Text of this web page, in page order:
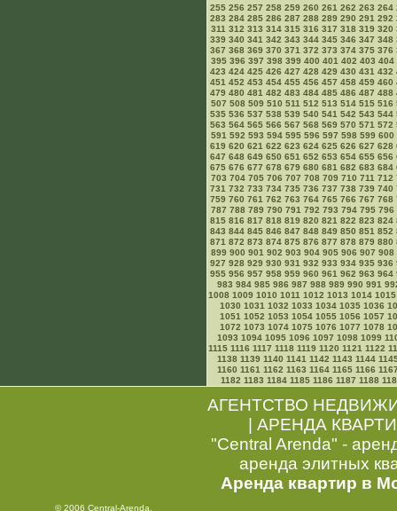
255 256 257 258 259 260 261 262 263 264
283 284 285 286 287 288 289 290 291 292
311 312 313 314 315 316 317 318 319 320
339 340 341 342 343 344 345 346 347 348
367 368 369 370 371 372 373 374 375 376
395 396 397 398 399 400 401 402 403 404
423 424 425 426 427 428 429 430 431 432
451 452 453 454 455 456 457 458 459 460
479 480 481 482 483 484 485 486 487 488
507 508 509 510 511 512 513 514 515 516
535 536 537 538 539 540 541 542 543 544
563 564 565 566 567 568 569 570 571 572
591 592 593 594 595 596 597 598 599 600
619 620 621 622 623 624 625 626 627 628
647 648 649 650 651 652 653 654 655 656
675 676 677 678 679 680 681 682 683 684
703 704 705 706 707 708 709 710 711 712
731 732 733 734 735 736 737 738 739 740
759 760 761 762 763 764 765 766 767 768
787 788 789 790 791 792 793 794 795 796
815 816 817 818 819 820 821 822 823 824
843 844 845 846 847 848 849 850 851 852
871 872 873 874 875 876 877 878 879 880
899 900 901 902 903 904 905 906 907 908
927 928 929 930 931 932 933 934 935 936
955 956 957 958 959 960 961 962 963 964
983 984 985 986 987 988 989 990 991
1008 1009 1010 1011 1012 1013 1014 1015
1030 1031 1032 1033 1034 1035 1036
1051 1052 1053 1054 1055 1056 1057
1072 1073 1074 1075 1076 1077 1078
1093 1094 1095 1096 1097 1098 1099
1115 1116 1117 1118 1119 1120 1121 1122
1138 1139 1140 1141 1142 1143 1144
1160 1161 1162 1163 1164 1165 1166
1182 1183 1184 1185 1186 1187 1188
© 2006 Central-Arenda.
АГЕНТСТВО
|АРЕНДА
"Central Arenda" -
аренда элитных
Аренда квартир в